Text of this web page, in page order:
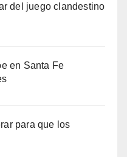
del juego clandestino
en Santa Fe
para que los